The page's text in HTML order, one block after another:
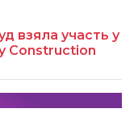
взяла участь у
Construction